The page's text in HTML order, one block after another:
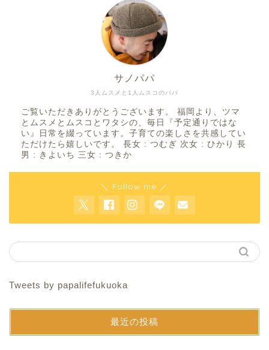
3人ムスメと1人ムスコのパパ
サノパパ
ご覧いただきありがとうございます。 福岡より、ツマ
とムスメとムスコとワタシの、毎日『予定通りではな
い』日常を綴っています。子育ての楽しさを共感してい
ただけたら嬉しいです。 長女 : つむぎ 次女 : ひかり 長
男 : きよいち 三女 : つきか
＼ Follow me ／
Tweets by papalifefukuoka
最近の投稿